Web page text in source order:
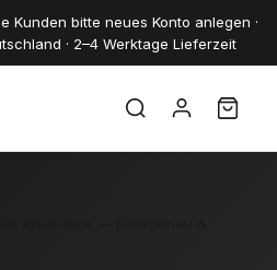
Kunden bitte neues Konto anlegen ·
· 2–4 Werktage Lieferzeit